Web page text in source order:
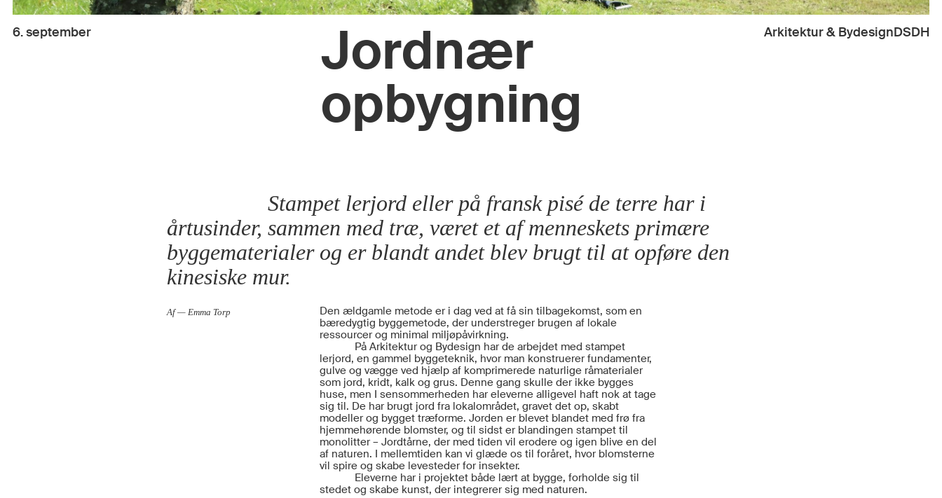
6. september Jordnær
opbygning
Arkitektur & BydesignDSDH
Stampet lerjord eller på fransk pisé de terre har i
årtusinder, sammen med træ, været et af menneskets primære
byggematerialer og er blandt andet blev brugt til at opføre den
kinesiske mur.
Af — Emma Torp
Den ældgamle metode er i dag ved at få sin tilbagekomst, som en
bæredygtig byggemetode, der understreger brugen af lokale
ressourcer og minimal miljøpåvirkning.
På Arkitektur og Bydesign har de arbejdet med stampet
lerjord, en gammel byggeteknik, hvor man konstruerer fundamenter,
gulve og vægge ved hjælp af komprimerede naturlige råmaterialer
som jord, kridt, kalk og grus. Denne gang skulle der ikke bygges
huse, men I sensommerheden har eleverne alligevel haft nok at tage
sig til. De har brugt jord fra lokalområdet, gravet det op, skabt
modeller og bygget træforme. Jorden er blevet blandet med frø fra
hjemmehørende blomster, og til sidst er blandingen stampet til
monolitter – Jordtårne, der med tiden vil erodere og igen blive en del
af naturen. I mellemtiden kan vi glæde os til foråret, hvor blomsterne
vil spire og skabe levesteder for insekter.
Eleverne har i projektet både lært at bygge, forholde sig til
stedet og skabe kunst, der integrerer sig med naturen.